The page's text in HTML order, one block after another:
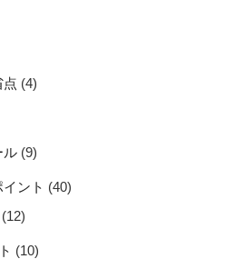
点 (4)
ル (9)
ント (40)
(12)
(10)